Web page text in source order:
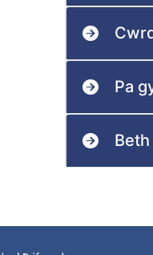
Pa